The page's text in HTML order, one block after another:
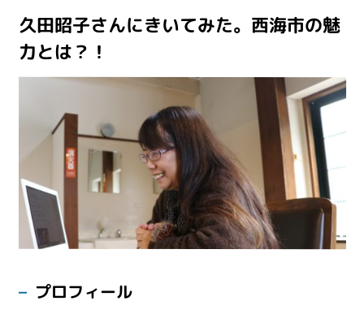
久田昭子さんにきいてみた。西海市の魅
力とは？！
プロフィール